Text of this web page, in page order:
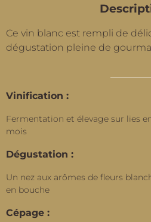
Ce vin blanc est rempli de
dégustation pleine de
Vinification :
Fermentation et élevage sur lies
mois
Dégustation :
Un nez aux arômes de fleurs
en bouche
Cépage :